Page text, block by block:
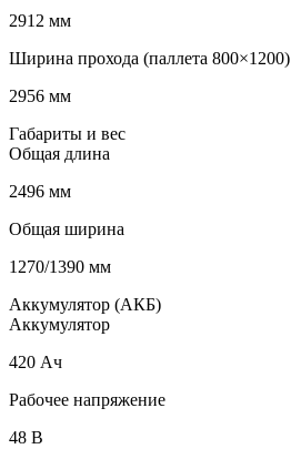
2912 мм
Ширина прохода (паллета 800×1200)
2956 мм
Габариты и вес
Общая длина
2496 мм
Общая ширина
1270/1390 мм
Аккумулятор (АКБ)
Аккумулятор
420 Ач
Рабочее напряжение
48 В